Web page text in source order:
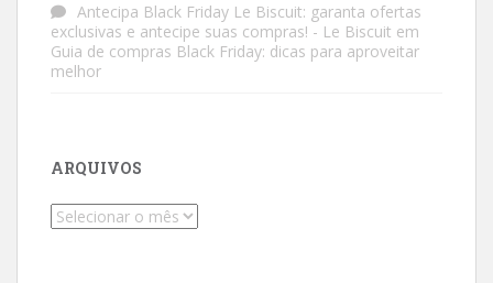
Antecipa Black Friday Le Biscuit: garanta ofertas
exclusivas e antecipe suas compras! - Le Biscuit em
Guia de compras Black Friday: dicas para aproveitar
melhor
ARQUIVOS
Arquivos